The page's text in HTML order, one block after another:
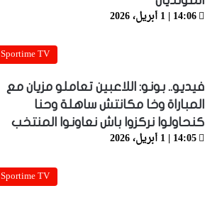
14:06 | 1 أبريل، 2026
Sportime TV
فيديو.. بونو: اللاعبين تعاملو مزيان مع
المباراة وخا مكانتش ساهلة وحنا
كنحاولوا نركزوا باش نعاونوا المنتخب
14:05 | 1 أبريل، 2026
Sportime TV